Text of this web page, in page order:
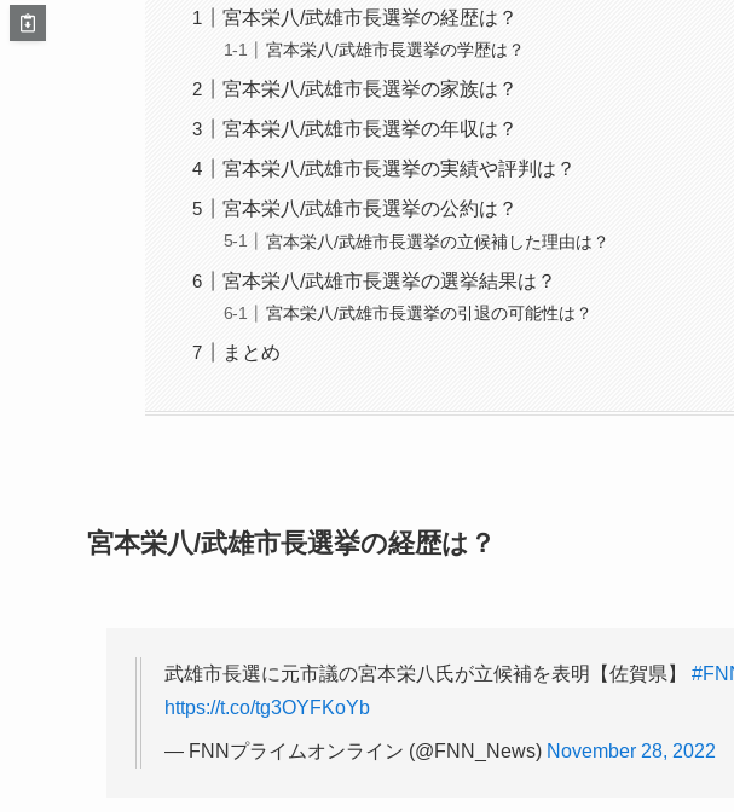
宮本栄八/武雄市長選挙の経歴は？
宮本栄八/武雄市長選挙の学歴は？
宮本栄八/武雄市長選挙の家族は？
宮本栄八/武雄市長選挙の年収は？
宮本栄八/武雄市長選挙の実績や評判は？
宮本栄八/武雄市長選挙の公約は？
宮本栄八/武雄市長選挙の立候補した理由は？
宮本栄八/武雄市長選挙の選挙結果は？
宮本栄八/武雄市長選挙の引退の可能性は？
まとめ
宮本栄八/武雄市長選挙の経歴は？
武雄市長選に元市議の宮本栄八氏が立候補を表明【佐賀県】
https://t.co/tg3OYFKoYb
— FNNプライムオンライン (@FNN_News) November 28, 2022